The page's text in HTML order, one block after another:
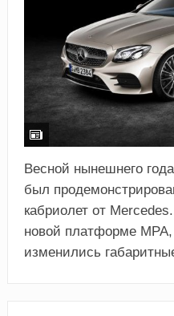
Весной нынешнего
был
кабриолет от
новой платформе
изменились